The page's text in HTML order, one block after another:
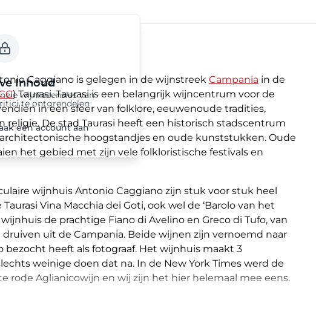
Klik hiervoor ons adres.
het vinden van de ideale wijn bij uw gerecht.
letten voor de juiste wijn-spijs pairing en vindt u een
van onze Sommelier.
Inhoud
wijnrecensies van
te ontgrendelen
een account aan
Caggiano is gelegen in de wijnstreek Campania in de
) Taurasi. Taurasi is een belangrijk wijncentrum voor de
in een sfeer van folklore, eeuwenoude tradities,
religie. De stad Taurasi heeft een historisch stadscentrum
hoogstandjes en oude kunststukken. Oude
het gebied met zijn vele folkloristische festivals en
wijnhuis Antonio Caggiano zijn stuk voor stuk heel
Vina Macchia dei Goti, ook wel de ‘Barolo van het
de prachtige Fiano di Avelino en Greco di Tufo, van
uit de Campania. Beide wijnen zijn vernoemd naar
bezocht heeft als fotograaf. Het wijnhuis maakt 3
weinige doen dat na. In de New York Times werd de
rode Aglianicowijn en wij zijn het hier helemaal mee eens.